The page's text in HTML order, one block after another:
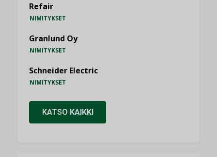
Refair
NIMITYKSET
Granlund Oy
NIMITYKSET
Schneider Electric
NIMITYKSET
KATSO KAIKKI